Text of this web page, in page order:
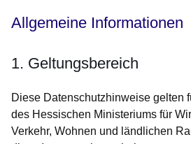
Allgemeine Informationen
1. Geltungsbereich
Diese Datenschutzhinweise gelten
des Hessischen Ministeriums für
Verkehr, Wohnen und ländlichen